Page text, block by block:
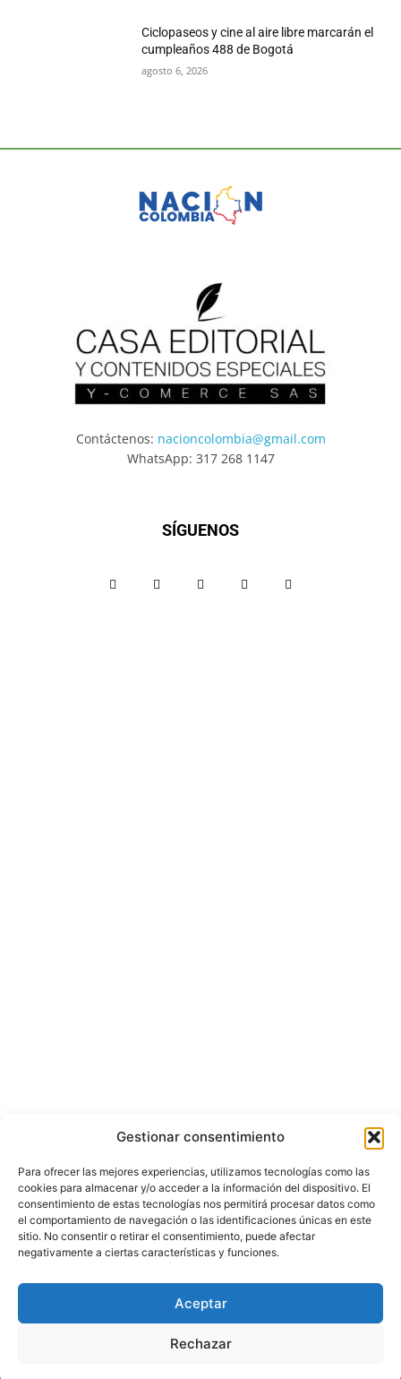
Gestionar consentimiento
Para ofrecer las mejores experiencias, utilizamos tecnologías como las
cookies para almacenar y/o acceder a la información del dispositivo. El
consentimiento de estas tecnologías nos permitirá procesar datos como
el comportamiento de navegación o las identificaciones únicas en este
sitio. No consentir o retirar el consentimiento, puede afectar
negativamente a ciertas características y funciones.
Aceptar
Rechazar
Ciclopaseos y cine al aire libre marcarán el
cumpleaños 488 de Bogotá
agosto 6, 2026
Contáctenos: nacioncolombia@gmail.com
WhatsApp: 317 268 1147
SÍGUENOS
Internacional